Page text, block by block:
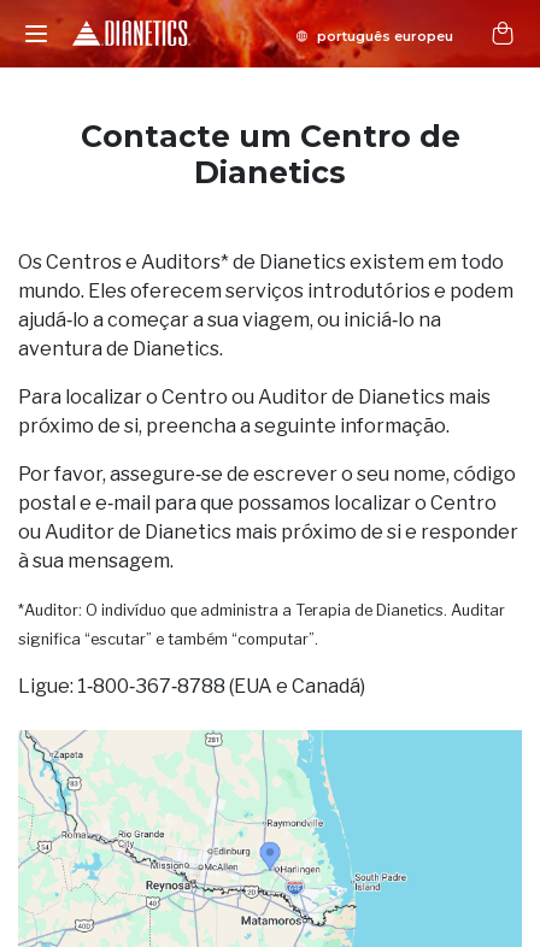
Contacte um Centro de
Dianetics
Os Centros e Auditors* de Dianetics existem em todo
mundo. Eles oferecem serviços introdutórios e podem
ajudá‑lo a começar a sua viagem, ou iniciá‑lo na
aventura de Dianetics.
Para localizar o Centro ou Auditor de Dianetics mais
próximo de si, preencha a seguinte informação.
Por favor, assegure‑se de escrever o seu nome, código
postal e e‑mail para que possamos localizar o Centro
ou Auditor de Dianetics mais próximo de si e responder
à sua mensagem.
*Auditor: O indivíduo que administra a Terapia de Dianetics. Auditar
significa “escutar” e também “computar”.
Ligue: 1‑800‑367‑8788 (EUA e Canadá)